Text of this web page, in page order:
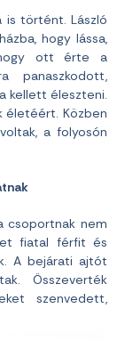
is történt. László
hogy lássa,
ott érte a
panaszkodott,
kellett éleszteni.
életéért. Közben
a folyosón
csoportnak nem
fiatal férfit és
A bejárati ajtót
Összeverték
szenvedett,